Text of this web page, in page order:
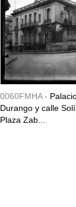
0060FMHA -
Durango y calle
Plaza Zab...